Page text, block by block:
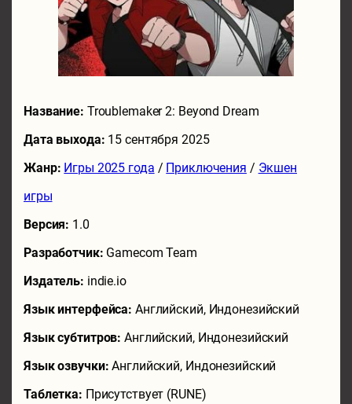
Название: Troublemaker 2: Beyond Dream
Дата выхода: 15 сентября 2025
Жанр: Игры 2025 года / Приключения / Экшен
игры
Версия: 1.0
Разработчик: Gamecom Team
Издатель: indie.io
Язык интерфейса: Английский, Индонезийский
Язык субтитров:Английский, Индонезийский
Язык озвучки:Английский, Индонезийский
Таблетка: Присутствует (RUNE)